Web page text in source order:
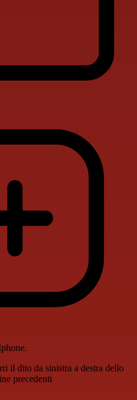
il dito da sinistra a destra dello
precedenti